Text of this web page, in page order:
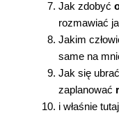
Jak zdobyć
rozmawiać
Jakim
same na
Jak się
zaplanować
i właśnie